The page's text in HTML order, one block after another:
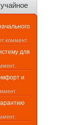
коммент.
для
и